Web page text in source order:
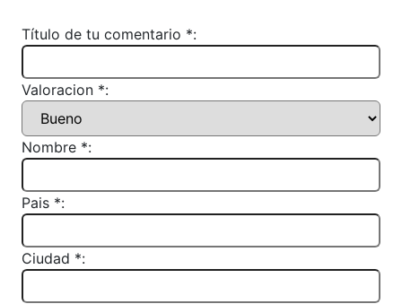
Título de tu comentario *:
Valoracion *:
Nombre *:
Pais *:
Ciudad *: